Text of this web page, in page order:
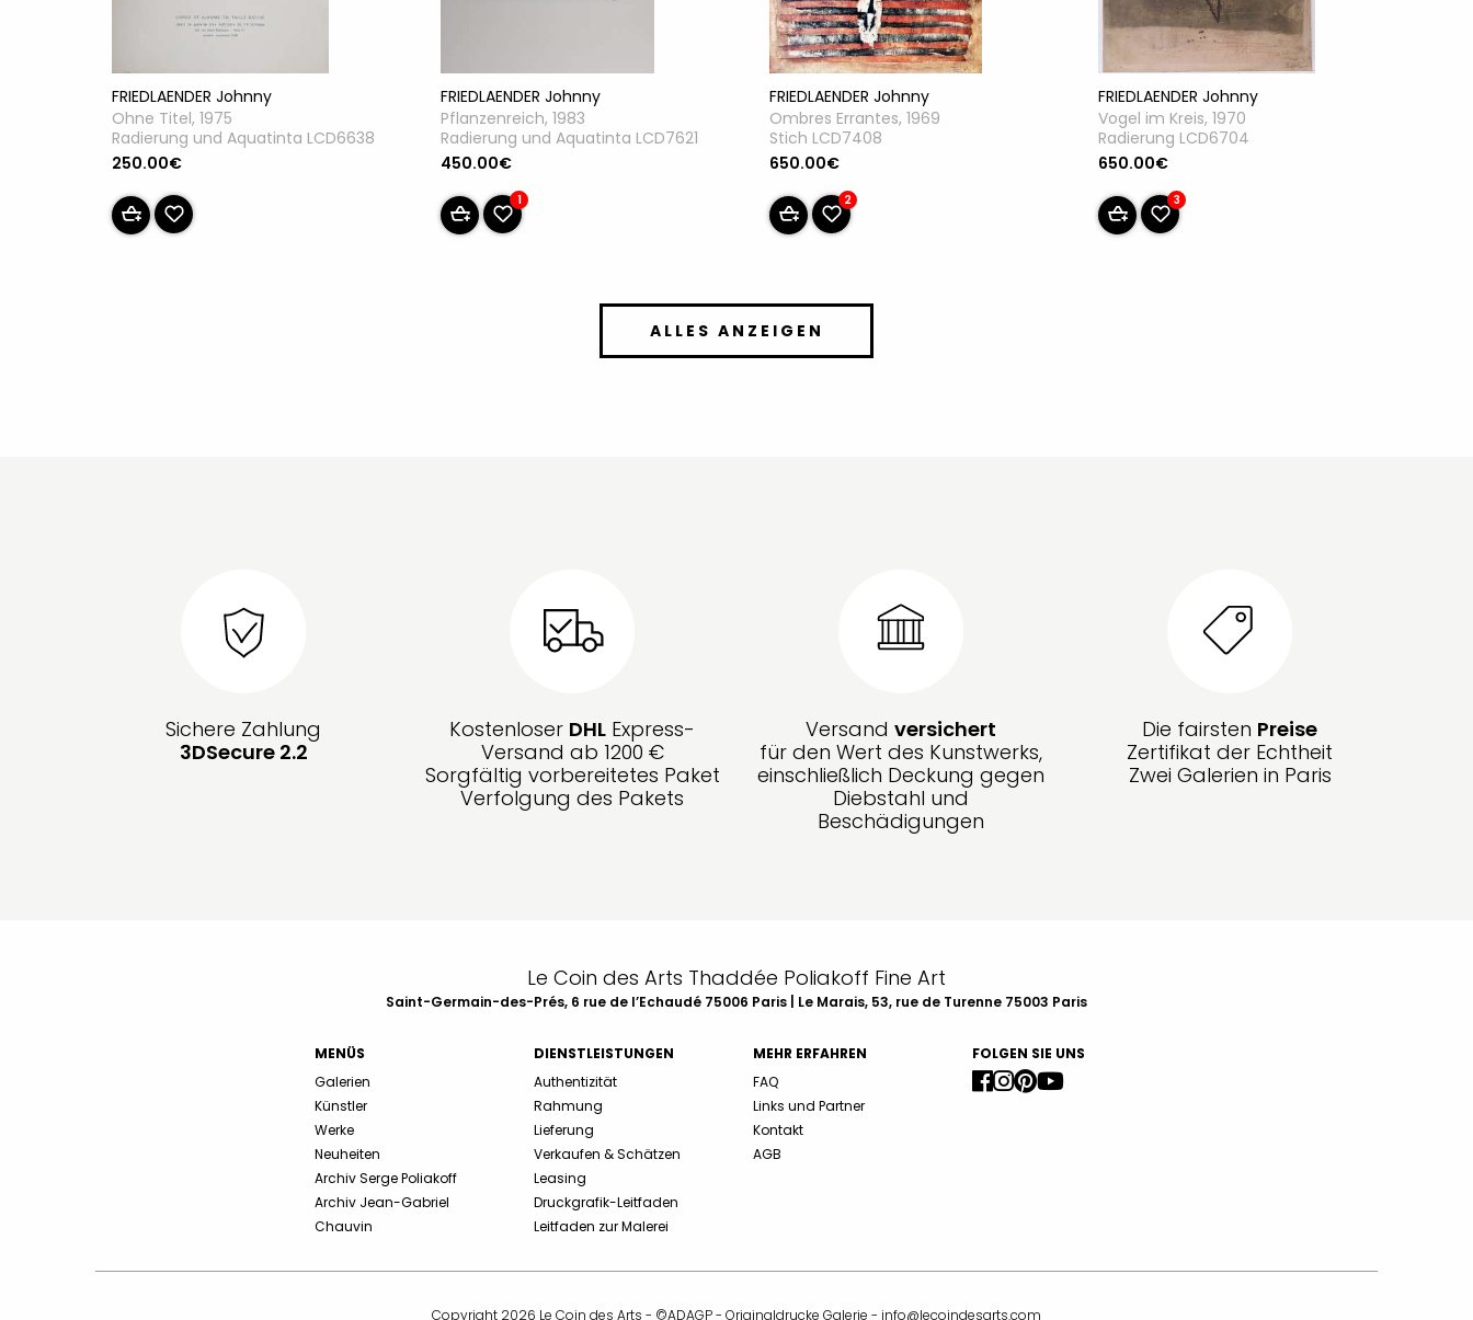
FRIEDLAENDER Johnny
Ohne Titel, 1975
Radierung und Aquatinta LCD6638
250.00€
FRIEDLAENDER Johnny
Pflanzenreich, 1983
Radierung und Aquatinta LCD7621
450.00€
1
FRIEDLAENDER Johnny
Ombres Errantes, 1969
Stich LCD7408
650.00€
2
FRIEDLAENDER Johnny
Vogel im Kreis, 1970
Radierung LCD6704
650.00€
3
ALLES ANZEIGEN
Sichere Zahlung
3DSecure 2.2
Kostenloser DHL Express-
Versand ab 1200 €
Sorgfältig vorbereitetes Paket
Verfolgung des Pakets
Versand versichert
für den Wert des Kunstwerks,
einschließlich Deckung gegen
Diebstahl und
Beschädigungen
Die fairsten Preise
Zertifikat der Echtheit
Zwei Galerien in Paris
Le Coin des Arts Thaddée Poliakoff Fine Art
Saint-Germain-des-Prés, 6 rue de l’Echaudé 75006 Paris | Le Marais, 53, rue de Turenne 75003 Paris
MENÜS
Galerien
Künstler
Werke
Neuheiten
Archiv Serge Poliakoff
Archiv Jean-Gabriel
Chauvin
DIENSTLEISTUNGEN
Authentizität
Rahmung
Lieferung
Verkaufen & Schätzen
Leasing
Druckgrafik-Leitfaden
Leitfaden zur Malerei
MEHR ERFAHREN
FAQ
Links und Partner
Kontakt
AGB
FOLGEN SIE UNS
Copyright 2026 Le Coin des Arts - ©ADAGP - Originaldrucke Galerie - info@lecoindesarts.com